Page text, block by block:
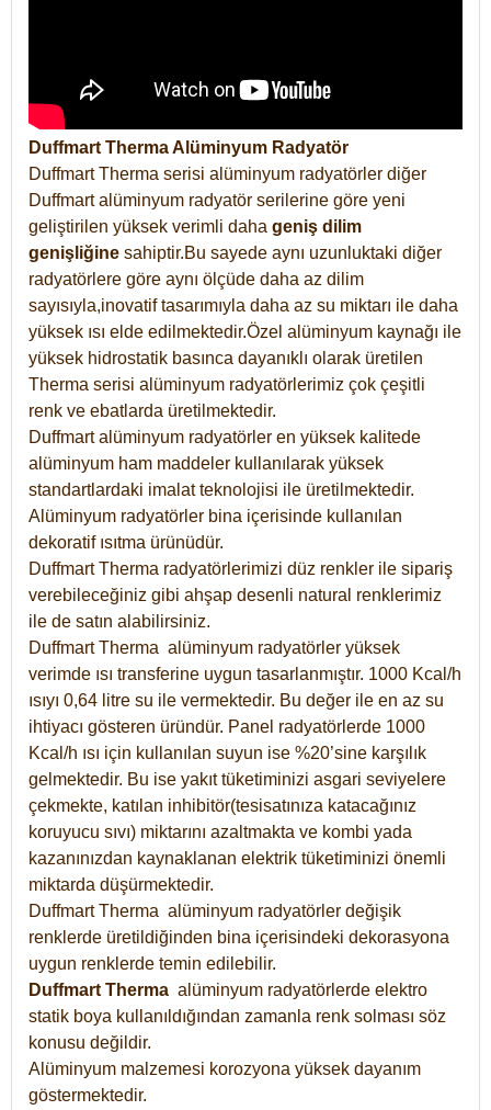
Duffmart Therma Alüminyum Radyatör
Duffmart Therma serisi alüminyum radyatörler diğer
Duffmart alüminyum radyatör serilerine göre yeni
geliştirilen yüksek verimli daha geniş dilim
genişliğine sahiptir.Bu sayede aynı uzunluktaki diğer
radyatörlere göre aynı ölçüde daha az dilim
sayısıyla,inovatif tasarımıyla daha az su miktarı ile daha
yüksek ısı elde edilmektedir.Özel alüminyum kaynağı ile
yüksek hidrostatik basınca dayanıklı olarak üretilen
Therma serisi alüminyum radyatörlerimiz çok çeşitli
renk ve ebatlarda üretilmektedir.
Duffmart alüminyum radyatörler en yüksek kalitede
alüminyum ham maddeler kullanılarak yüksek
standartlardaki imalat teknolojisi ile üretilmektedir.
Alüminyum radyatörler bina içerisinde kullanılan
dekoratif ısıtma ürünüdür.
Duffmart Therma radyatörlerimizi düz renkler ile sipariş
verebileceğiniz gibi ahşap desenli natural renklerimiz
ile de satın alabilirsiniz.
Duffmart Therma alüminyum radyatörler yüksek
verimde ısı transferine uygun tasarlanmıştır. 1000 Kcal/h
ısıyı 0,64 litre su ile vermektedir. Bu değer ile en az su
ihtiyacı gösteren üründür. Panel radyatörlerde 1000
Kcal/h ısı için kullanılan suyun ise %20’sine karşılık
gelmektedir. Bu ise yakıt tüketiminizi asgari seviyelere
çekmekte, katılan inhibitör(tesisatınıza katacağınız
koruyucu sıvı) miktarını azaltmakta ve kombi yada
kazanınızdan kaynaklanan elektrik tüketiminizi önemli
miktarda düşürmektedir.
Duffmart Therma alüminyum radyatörler değişik
renklerde üretildiğinden bina içerisindeki dekorasyona
uygun renklerde temin edilebilir.
Duffmart Therma alüminyum radyatörlerde elektro
statik boya kullanıldığından zamanla renk solması söz
konusu değildir.
Alüminyum malzemesi korozyona yüksek dayanım
göstermektedir.